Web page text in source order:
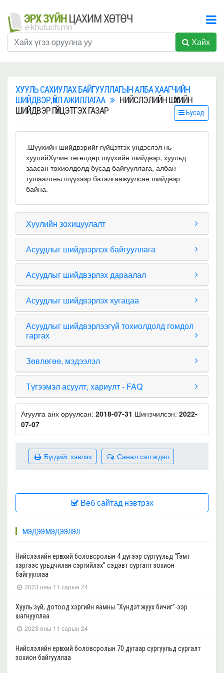
Хайх
ХУУЛЬ САХИУЛАХ БАЙГУУЛЛАГЫН АЛБА ХААГЧИЙН
ШИЙДВЭР, ҮЙЛ АЖИЛЛАГАА
НИЙСЛЭЛИЙН ШҮҮХИЙН
ШИЙДВЭР ГҮЙЦЭТГЭХ ГАЗАР
Бусад
.Шүүхийн шийдвэрийг гүйцэтгэх үндэслэл нь
хуулийХүчин төгөлдөр шүүхийн шийдвэр, хуульд
заасан тохиолдолд бусад байгууллага, албан
тушаалтны шүүхээр баталгаажуулсан шийдвэр
байна.
Хуулийн зохицуулалт
Асуудлыг шийдвэрлэх байгууллага
Асуудлыг шийдвэрлэх дараалал
Асуудлыг шийдвэрлэх хугацаа
Асуудлыг шийдвэрлээгүй тохиолдолд гомдол
гаргах
Зөвлөгөө, мэдээлэл
Түгээмэл асуулт, хариулт - FAQ
Агуулга анх оруулсан: 2018-07-31 Шинэчилсэн: 2022-
07-07
Санал сэтгэгдэл
Бүгдийг хэвлэх
Веб сайтад нэвтрэх
МЭДЭЭ МЭДЭЭЛЭЛ
Нийслэлийн ерөнхий боловсролын 4 дүгээр сургуульд “Гэмт
хэргээс урьдчилан сэргийлэх” сэдэвт сургалт зохион
байгууллаа
2023 оны 11 сарын 24
Хууль зүй, дотоод хэргийн яамны “Хүндэт жуух бичиг”-ээр
шагнууллаа
2023 оны 11 сарын 24
Нийслэлийн ерөнхий боловсролын 70 дугаар сургуульд сургалт
зохион байгууллаа